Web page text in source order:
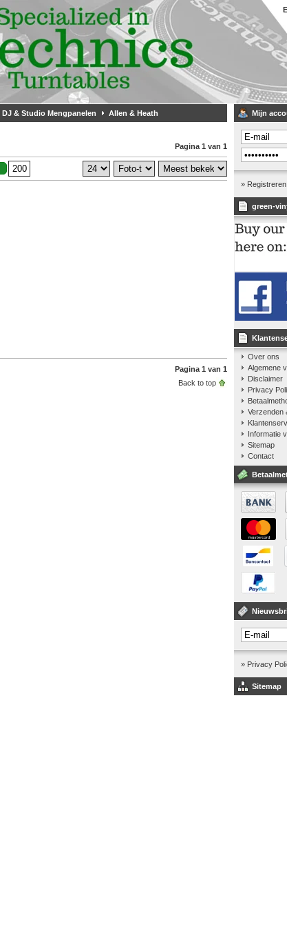
DJ & Studio Mengpanelen Allen & Heath
Pagina 1 van 1
Pagina 1 van 1
Back to top
Mijn
» Registreren
green-
Over ons
Algemene
Disclaimer
Privacy
Verzenden
Informatie
Sitemap
Contact
» Privacy
Sitemap